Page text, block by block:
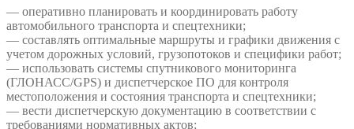
— оперативно планировать и координировать работу
автомобильного транспорта и спецтехники;
— составлять оптимальные маршруты и графики движения с
учетом дорожных условий, грузопотоков и специфики работ;
— использовать системы спутникового мониторинга
(ГЛОНАСС/GPS) и диспетчерское ПО для контроля
местоположения и состояния транспорта и спецтехники;
— вести диспетчерскую документацию в соответствии с
требованиями нормативных актов;